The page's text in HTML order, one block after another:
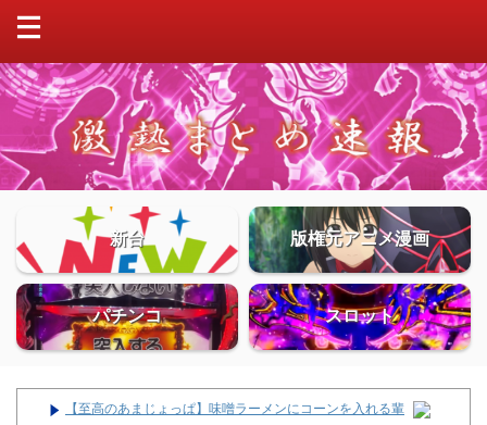
新台 版権元アニメ漫画
パチンコ スロット
【至高のあまじょっぱ】味噌ラーメンにコーンを入れる輩